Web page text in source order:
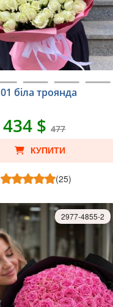
біла троянда
434 $477
КУПИТИ
(25)
2977-4855-2